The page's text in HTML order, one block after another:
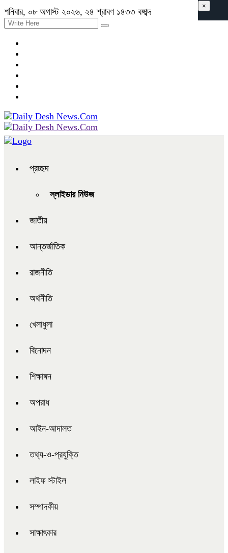
শনিবার, ০৮ অগাস্ট ২০২৬, ২৪ শ্রাবণ ১৪৩৩ বঙ্গাব্দ
প্রচ্ছদ
স্লাইডার নিউজ
জাতীয়
আন্তর্জাতিক
রাজনীতি
অর্থনীতি
খেলাধুলা
বিনোদন
শিক্ষাঙ্গন
অপরাধ
আইন-আদালত
তথ্য-ও-প্রযুক্তি
লাইফ স্টাইল
সম্পাদকীয়
সাক্ষাৎকার
×